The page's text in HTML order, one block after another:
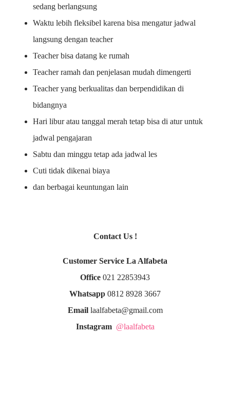
sedang berlangsung
Waktu lebih fleksibel karena bisa mengatur jadwal
langsung dengan teacher
Teacher bisa datang ke rumah
Teacher ramah dan penjelasan mudah dimengerti
Teacher yang berkualitas dan berpendidikan di
bidangnya
Hari libur atau tanggal merah tetap bisa di atur untuk
jadwal pengajaran
Sabtu dan minggu tetap ada jadwal les
Cuti tidak dikenai biaya
dan berbagai keuntungan lain
Contact Us !
Customer Service La Alfabeta
Office 021 22853943
Whatsapp 0812 8928 3667
Emaillaalfabeta@gmail.com
Instagram @laalfabeta